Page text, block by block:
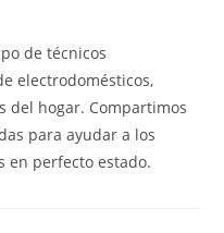
de técnicos
electrodomésticos,
del hogar. Compartimos
para ayudar a los
en perfecto estado.